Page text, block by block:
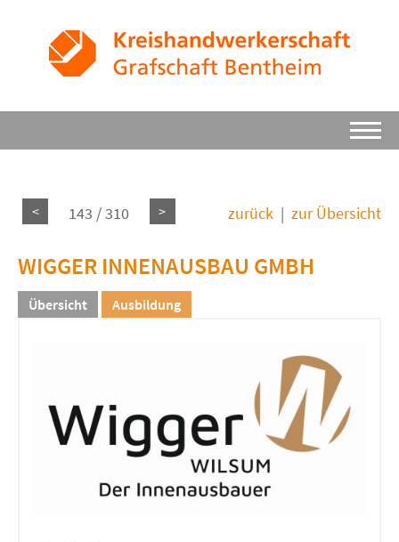
< 143 / 310 > zurück | zur Übersicht
WIGGER INNENAUSBAU GMBH
Übersicht Ausbildung